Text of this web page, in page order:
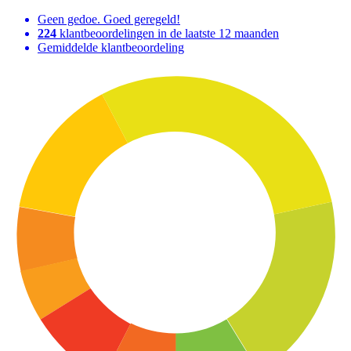
Geen gedoe. Goed geregeld!
224 klantbeoordelingen in de laatste 12 maanden
Gemiddelde klantbeoordeling